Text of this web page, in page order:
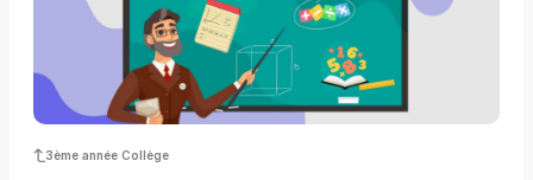
3ème année Collège